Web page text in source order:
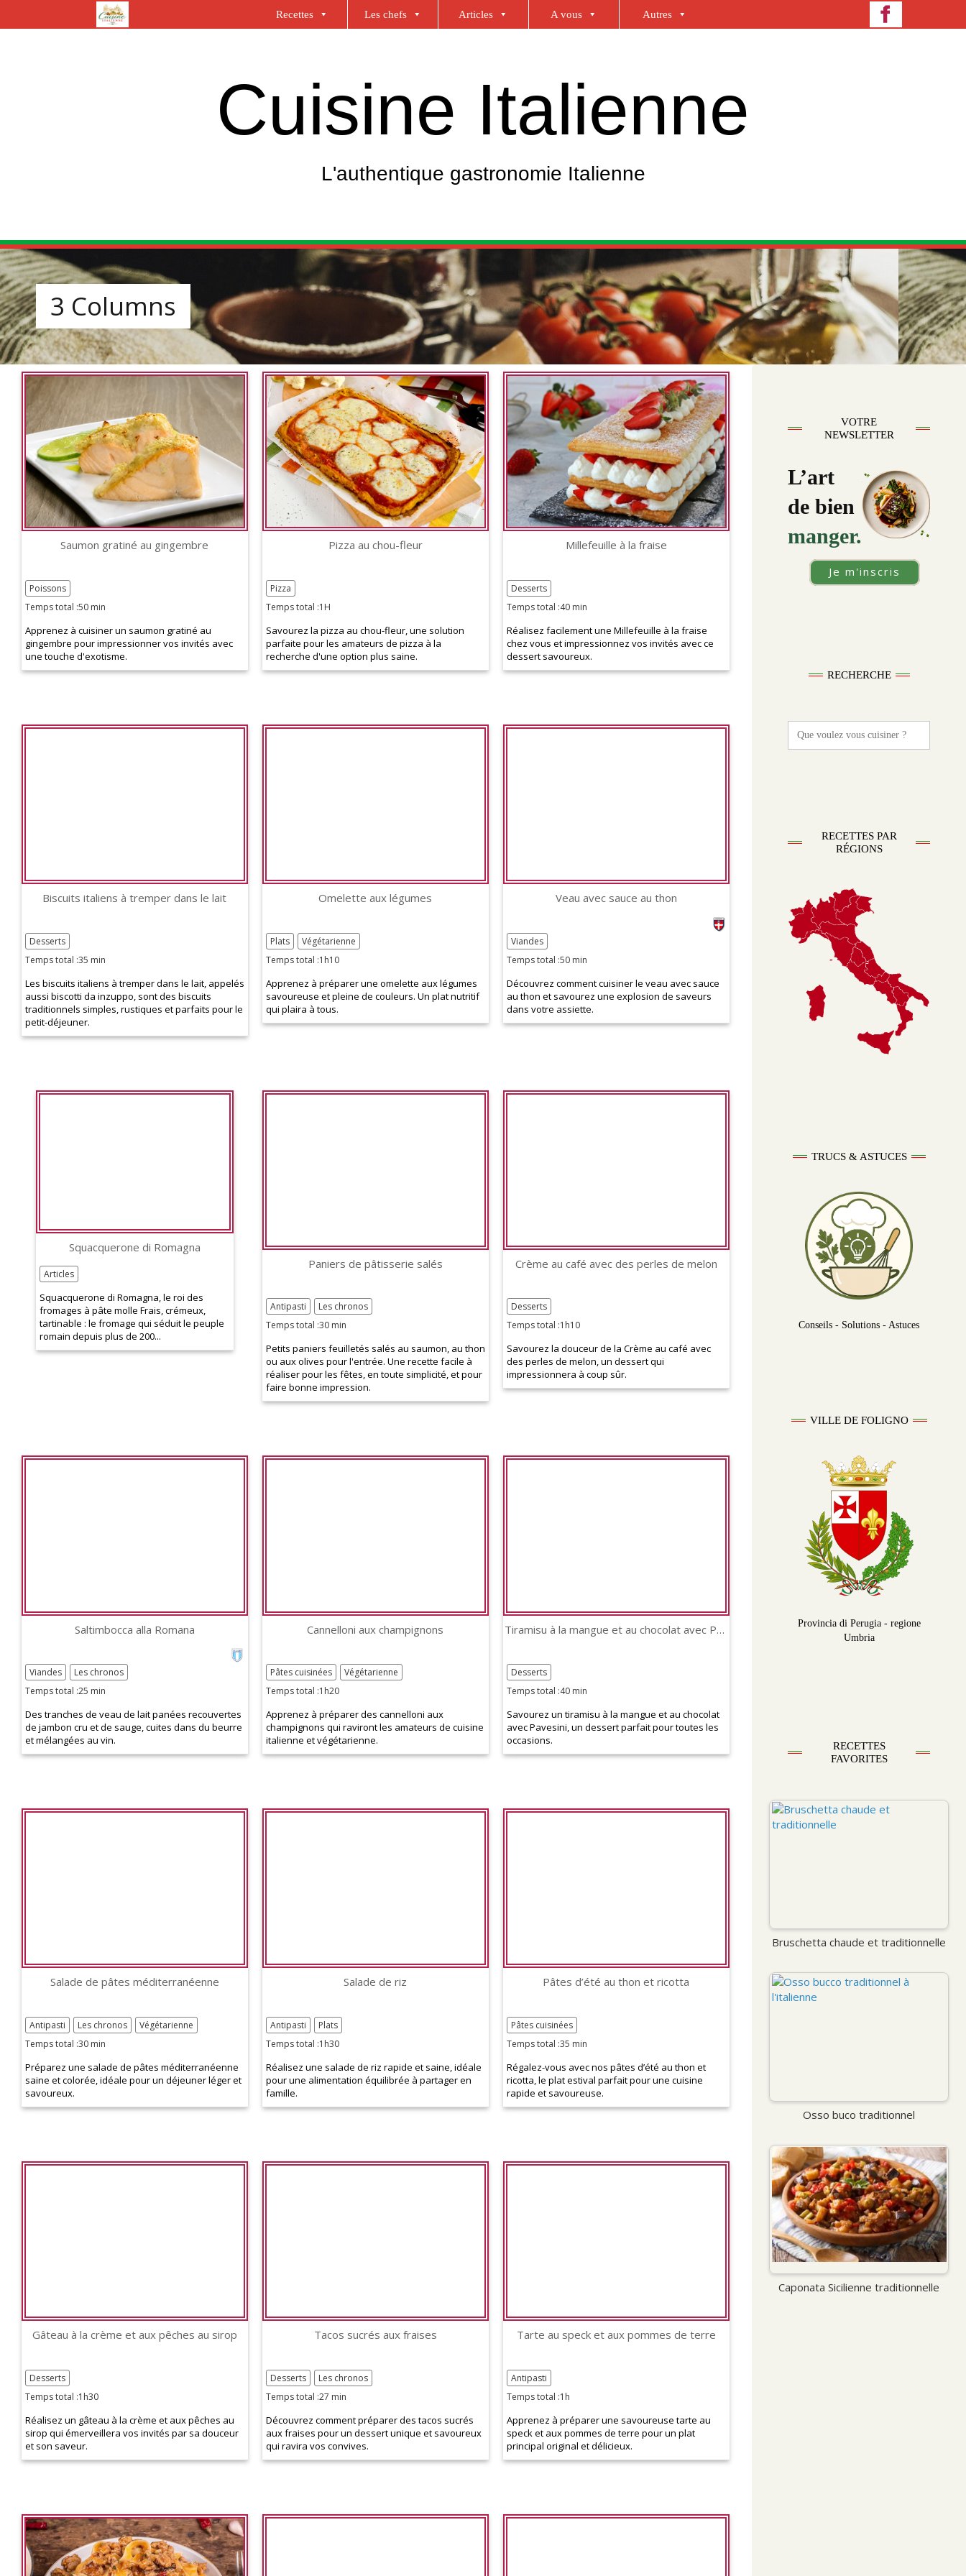
Recettes Les chefs Articles A vous Autres
Cuisine Italienne
L'authentique gastronomie Italienne
3 Columns
Saumon gratiné au gingembre
Temps total :50 min
Poissons
Apprenez à cuisiner un saumon gratiné au
gingembre pour impressionner vos invités avec
une touche d'exotisme.
Pizza au chou-fleur
Temps total :1H
Pizza
Savourez la pizza au chou-fleur, une solution
parfaite pour les amateurs de pizza à la
recherche d'une option plus saine.
Millefeuille à la fraise
Temps total :40 min
Desserts
Réalisez facilement une Millefeuille à la fraise
chez vous et impressionnez vos invités avec ce
dessert savoureux.
Biscuits italiens à tremper dans le lait
Temps total :35 min
Desserts
Les biscuits italiens à tremper dans le lait, appelés
aussi biscotti da inzuppo, sont des biscuits
traditionnels simples, rustiques et parfaits pour le
petit-déjeuner.
Omelette aux légumes
Temps total :1h10
Plats Végétarienne
Apprenez à préparer une omelette aux légumes
savoureuse et pleine de couleurs. Un plat nutritif
qui plaira à tous.
Veau avec sauce au thon
Temps total :50 min
Viandes
Découvrez comment cuisiner le veau avec sauce
au thon et savourez une explosion de saveurs
dans votre assiette.
Squacquerone di Romagna
Articles
Squacquerone di Romagna, le roi des
fromages à pâte molle Frais, crémeux,
tartinable : le fromage qui séduit le peuple
romain depuis plus de 200...
Paniers de pâtisserie salés
Temps total :30 min
Antipasti Les chronos
Petits paniers feuilletés salés au saumon, au thon
ou aux olives pour l'entrée. Une recette facile à
réaliser pour les fêtes, en toute simplicité, et pour
faire bonne impression.
Crème au café avec des perles de melon
Temps total :1h10
Desserts
Savourez la douceur de la Crème au café avec
des perles de melon, un dessert qui
impressionnera à coup sûr.
Saltimbocca alla Romana
Temps total :25 min
Viandes Les chronos
Des tranches de veau de lait panées recouvertes
de jambon cru et de sauge, cuites dans du beurre
et mélangées au vin.
Cannelloni aux champignons
Temps total :1h20
Pâtes cuisinées Végétarienne
Apprenez à préparer des cannelloni aux
champignons qui raviront les amateurs de cuisine
italienne et végétarienne.
Tiramisu à la mangue et au chocolat avec Pavesini
Temps total :40 min
Desserts
Savourez un tiramisu à la mangue et au chocolat
avec Pavesini, un dessert parfait pour toutes les
occasions.
Salade de pâtes méditerranéenne
Temps total :30 min
Antipasti Les chronos Végétarienne
Préparez une salade de pâtes méditerranéenne
saine et colorée, idéale pour un déjeuner léger et
savoureux.
Salade de riz
Temps total :1h30
Antipasti Plats
Réalisez une salade de riz rapide et saine, idéale
pour une alimentation équilibrée à partager en
famille.
Pâtes d’été au thon et ricotta
Temps total :35 min
Pâtes cuisinées
Régalez-vous avec nos pâtes d’été au thon et
ricotta, le plat estival parfait pour une cuisine
rapide et savoureuse.
Gâteau à la crème et aux pêches au sirop
Temps total :1h30
Desserts
Réalisez un gâteau à la crème et aux pêches au
sirop qui émerveillera vos invités par sa douceur
et son saveur.
Tacos sucrés aux fraises
Temps total :27 min
Desserts Les chronos
Découvrez comment préparer des tacos sucrés
aux fraises pour un dessert unique et savoureux
qui ravira vos convives.
Tarte au speck et aux pommes de terre
Temps total :1h
Antipasti
Apprenez à préparer une savoureuse tarte au
speck et aux pommes de terre pour un plat
principal original et délicieux.
VOTRE
NEWSLETTER
L’art
de bien
manger.
Je m'inscris
RECHERCHE
Search
for:
RECETTES PAR
RÉGIONS
TRUCS & ASTUCES
Conseils - Solutions - Astuces
VILLE DE FOLIGNO
Provincia di Perugia - regione
Umbria
RECETTES
FAVORITES
Bruschetta chaude et traditionnelle
Osso buco traditionnel
Caponata Sicilienne traditionnelle